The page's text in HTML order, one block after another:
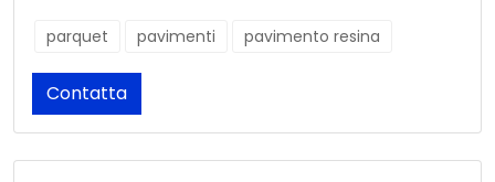
parquet pavimenti pavimento resina
Contatta